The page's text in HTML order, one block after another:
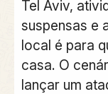
Tel Aviv,
suspensas e
local é para
casa. O
lançar um